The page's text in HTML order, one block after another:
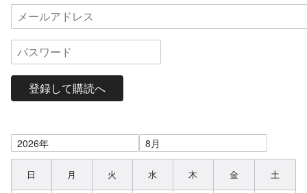
登録して購読へ
日 月 火 水 木 金 土